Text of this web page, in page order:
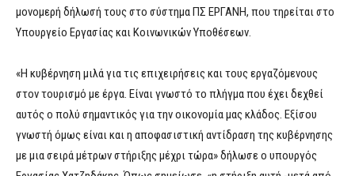
μονομερή δήλωσή τους στο σύστημα ΠΣ ΕΡΓΑΝΗ, που τηρείται στο
Υπουργείο Εργασίας και Κοινωνικών Υποθέσεων.
«Η κυβέρνηση μιλά για τις επιχειρήσεις και τους εργαζόμενους
στον τουρισμό με έργα. Είναι γνωστό το πλήγμα που έχει δεχθεί
αυτός ο πολύ σημαντικός για την οικονομία μας κλάδος. Εξίσου
γνωστή όμως είναι και η αποφασιστική αντίδραση της κυβέρνησης
με μια σειρά μέτρων στήριξης μέχρι τώρα» δήλωσε ο υπουργός